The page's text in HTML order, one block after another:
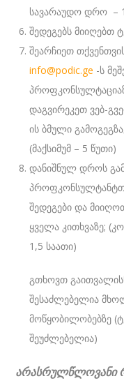
სავარაუდო დრო –
შედეგებს მიიღებთ
შეარჩიეთ
info@podic.ge -ს
დაგვირეკეთ ვებ-
ის ბმული
(მაქსიმუმ – 5 წუთი)
დანიშნულ დროს
შედეგები და
ყველა კითხვაზე;
1,5 საათი)
გთხოვთ
შესაძლებელია
მოწყობილობებზე
შეუძლებელია)
არასრულწლოვანი